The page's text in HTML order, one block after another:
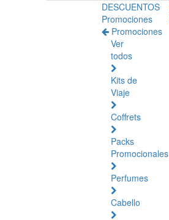
DESCUENTOS
Promociones
Promociones
Ver
todos
Kits de
Viaje
Coffrets
Packs
Promocionales
Perfumes
Cabello